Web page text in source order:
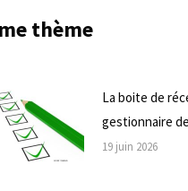
thème
La boite de
gestionnaire
19 juin 2026